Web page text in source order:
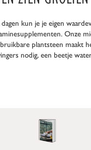
kun je je eigen
Onze
plantsteen maakt
nodig, een beetje